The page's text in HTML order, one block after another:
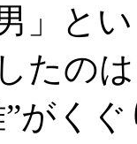
」と
たの
”がく